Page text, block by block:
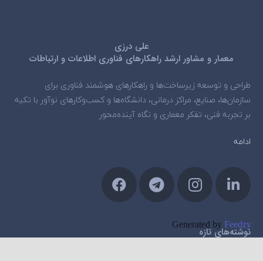
علی درزی
معمار و مشاور ارشد راهکارهای فناوری اطلاعات و ارتباطات
طراحی و توسعه زیرساخت‌ها و راهکارهای هوشمند فناوری برای
سازمان‌ها، صنایع، مراکز درمانی، دانشگاه‌ها و کسب‌وکارهای نوآور با تکیه
بر تجربه فنی، تفکر معماری و نگاه آینده‌محور
ادامه
نوشته‌های تازه
Generated by Feedzy